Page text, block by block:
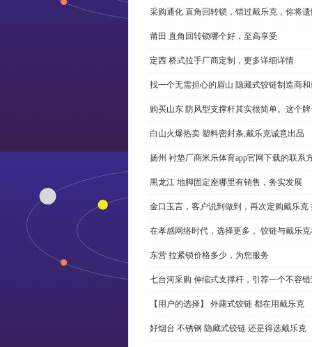
采购通化 直角回转锁，错过戴乐克，你将
莆田 直角回转锁哪个好，至高享受
定西 桥式拉手厂商定制，更多详细详情
找一个无需担心的眉山 隐藏式铰链制造商
购买山东 防风型支撑杆其实很简单。这个
白山火爆热卖 塑料密封条,戴乐克诚意出品
扬州 衬垫厂商米乐体育app官网下载的联系
黑龙江 地脚固定座哪里有销售，务实发展
金口玉言，客户说到做到，再次定购戴乐克
在孝感网络时代，选择更多， 铰链与戴乐
东营 拉紧锁价格多少，为您服务
七台河采购 伸缩式支撑杆，引荐一个不容
【用户的选择】 外露式铰链 都在用戴乐克
好烟台 不锈钢 隐藏式铰链 还是得选戴乐克